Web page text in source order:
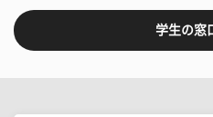
学生の窓